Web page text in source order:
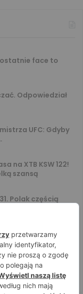
ostatnie face to
Odpowiedział
UFC: Gdyby
na XTB KSW 122!
szansą
Polak częścią
Bartosz Szachta
ranking! Na XTB